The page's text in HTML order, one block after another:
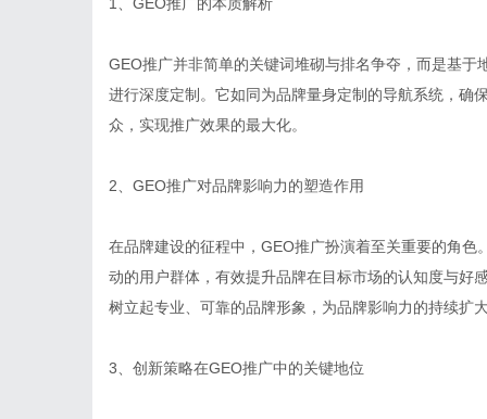
GEO推广并非简单的关键词堆砌与排名争夺，而是基
进行深度定制。它如同为品牌量身定制的导航系统，确
众，实现推广效果的最大化。
2、GEO推广对品牌影响力的塑造作用
在品牌建设的征程中，GEO推广扮演着至关重要的角
动的用户群体，有效提升品牌在目标市场的认知度与好
树立起专业、可靠的品牌形象，为品牌影响力的持续扩
3、创新策略在GEO推广中的关键地位